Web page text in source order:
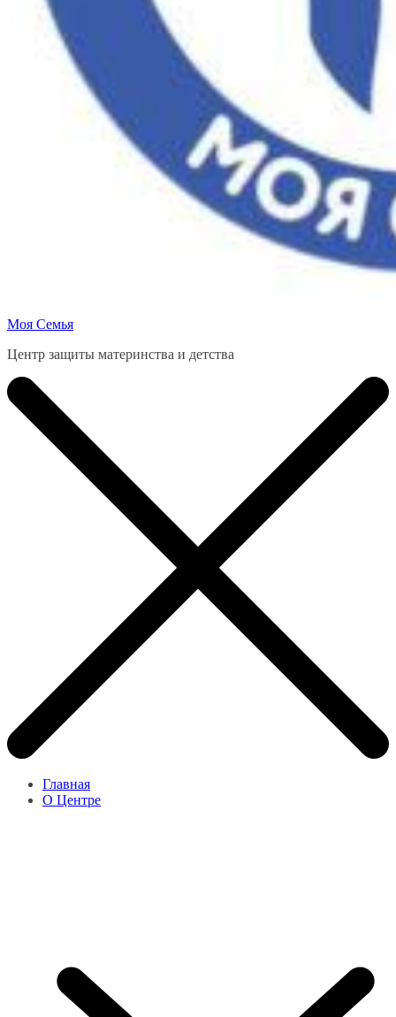
Моя Семья
Центр защиты материнства и детства
Главная
О Центре